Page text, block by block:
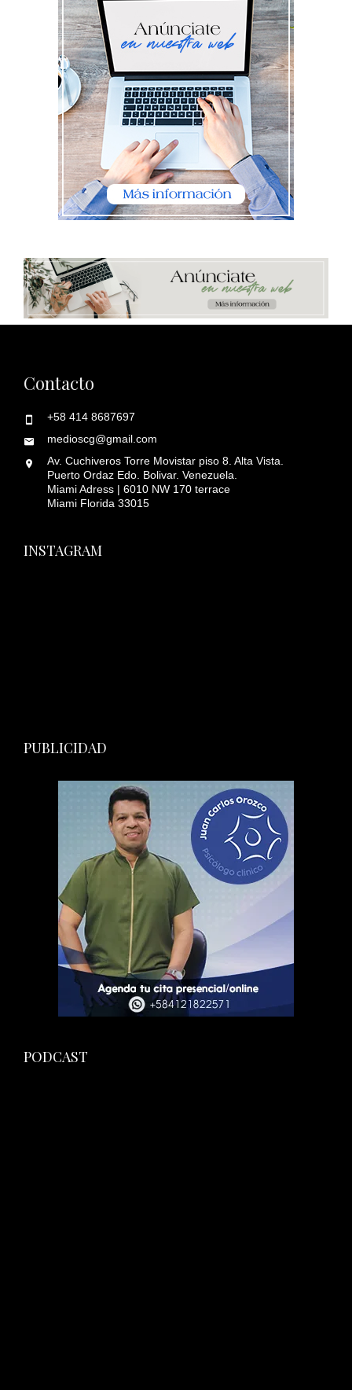
Contacto
+58 414 8687697
medioscg@gmail.com
Av. Cuchiveros Torre Movistar piso 8. Alta Vista.
Puerto Ordaz Edo. Bolivar. Venezuela.
Miami Adress | 6010 NW 170 terrace
Miami Florida 33015
INSTAGRAM
PUBLICIDAD
PODCAST